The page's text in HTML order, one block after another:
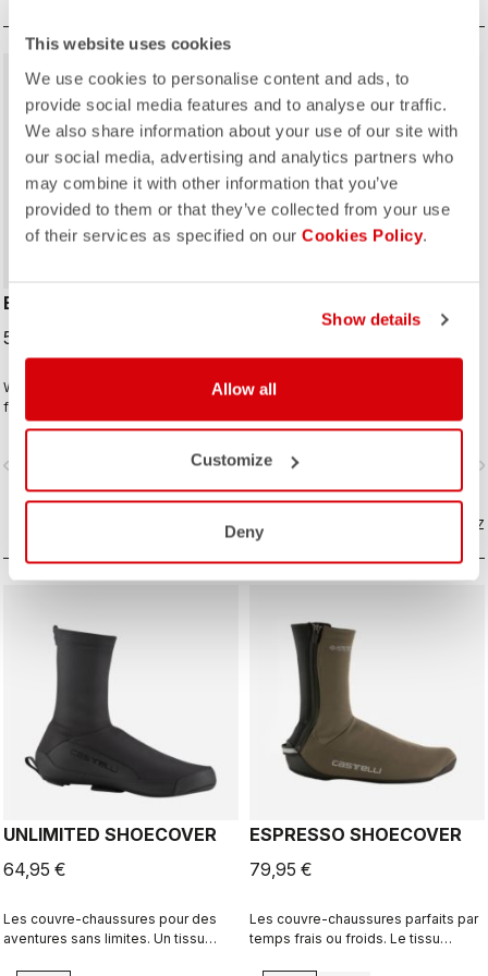
This website uses cookies
We use cookies to personalise content and ads, to
provide social media features and to analyse our traffic.
We also share information about your use of our site with
our social media, advertising and analytics partners who
may combine it with other information that you’ve
provided to them or that they’ve collected from your use
of their services as specified on our Cookies Policy.
Show details
Allow all
Customize
Deny
ENTRATA SHOECOVER
59,95 €
Wind and splash protection with
fleece insulation keep the Entrata
functional and simple, and your feet
navigate_next
COMPAREZ
Le design des couvre-chaussures
la ligne Perfetto, ainsi que du Gabba,
respirabilité et un ajustement
exceptionnels et un niveau élevé de
protection contre l'humidité et les
éclaboussures de la route. Des
couvre-chaussures ultra-
polyvalents.
navigate_before
COMPAREZ
UNLIMITED SHOECOVER
64,95 €
Les couvre-chaussures pour des
aventures sans limites. Un tissu
ESPRESSO SHOECOVER
79,95 €
Les couvre-chaussures parfaits par
temps frais ou froids. Le tissu